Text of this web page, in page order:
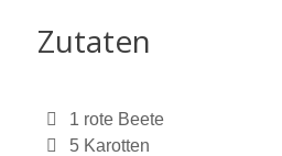
Zutaten
1 rote Beete
5 Karotten